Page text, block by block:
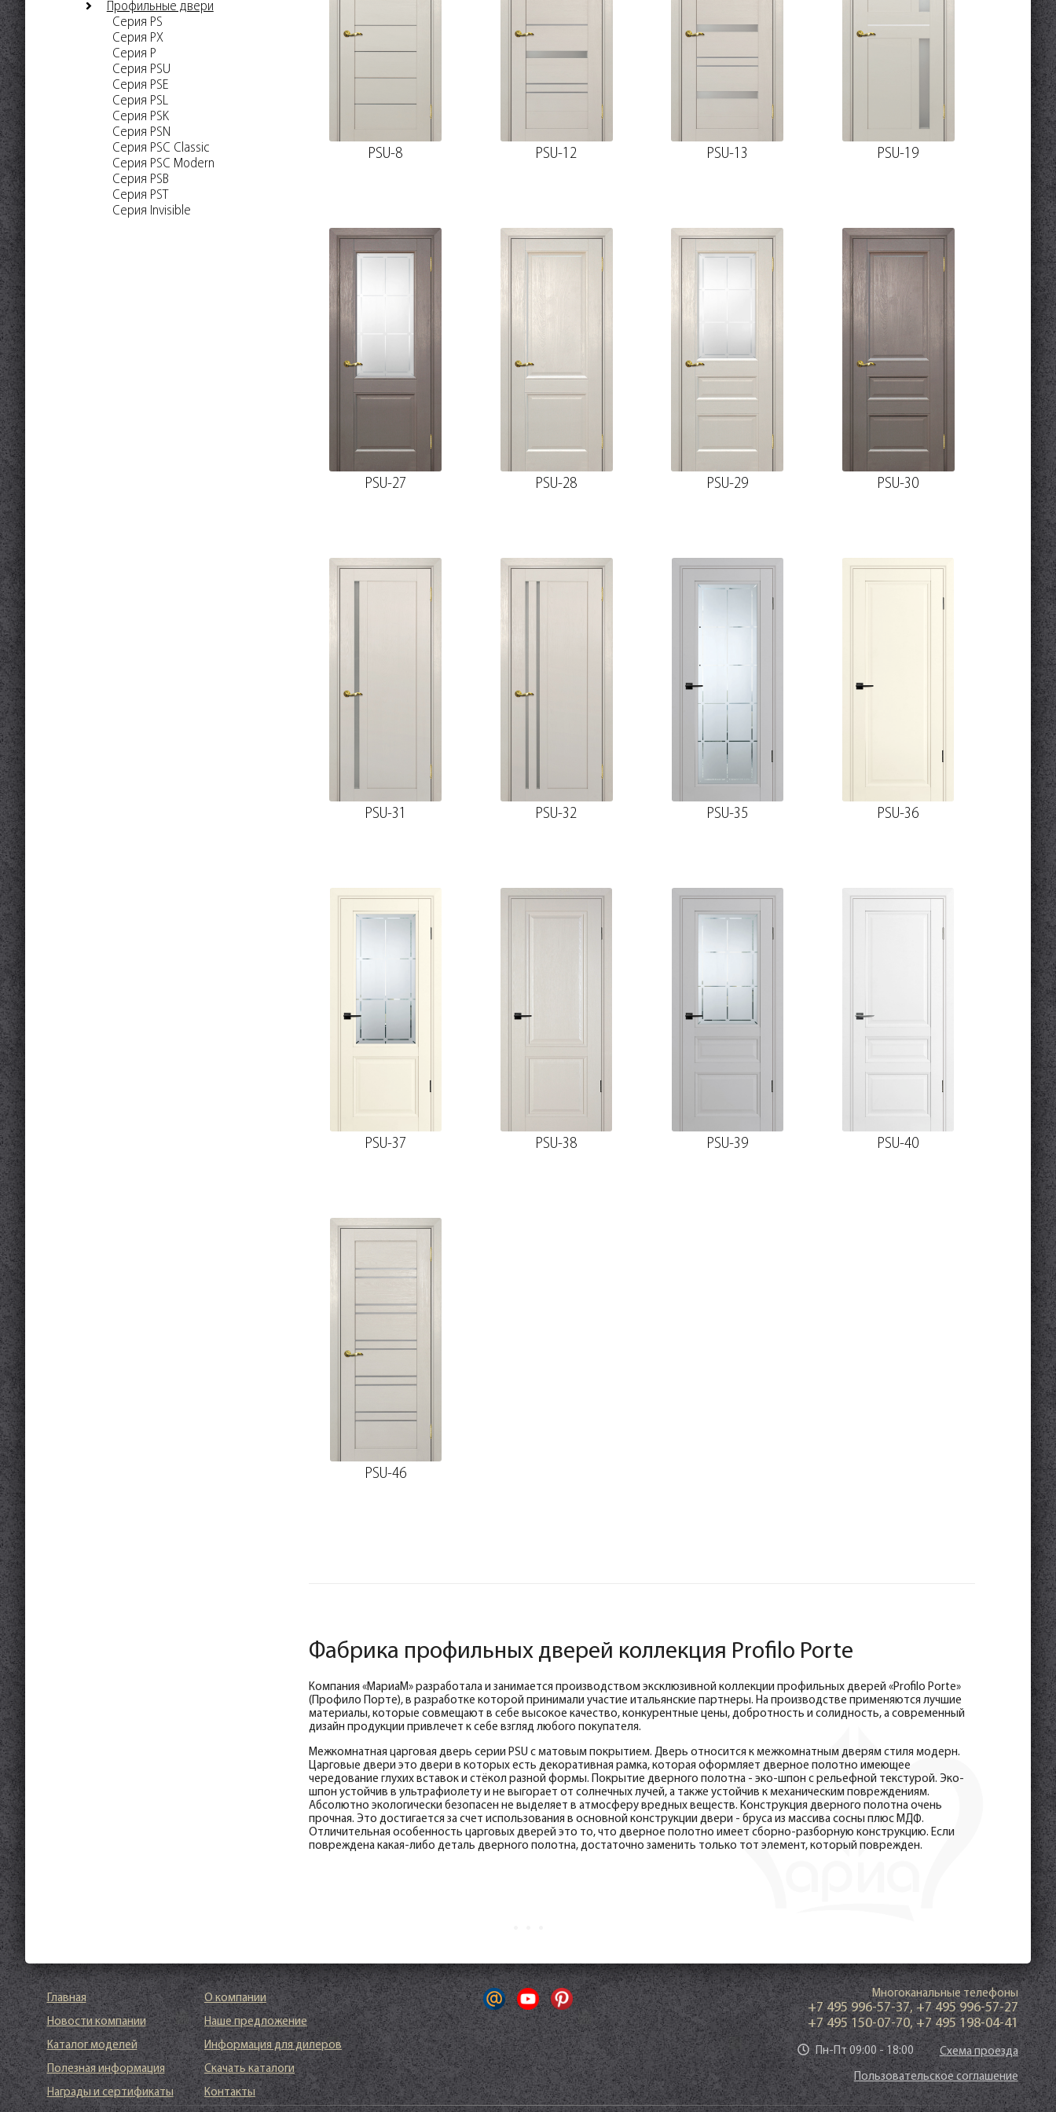
Профильные двери
Серия PS
Серия PX
Серия P
Серия PSU
Серия PSE
Серия PSL
Серия PSK
Серия PSN
Серия PSC Classic
Серия PSC Modern
Серия PSB
Серия PST
Серия Invisible
PSU-8 PSU-12 PSU-13 PSU-19
PSU-27 PSU-28 PSU-29 PSU-30
PSU-31 PSU-32 PSU-35 PSU-36
PSU-37 PSU-38 PSU-39 PSU-40
PSU-46
Фабрика профильных дверей коллекция Profilo Porte
Компания «МариаМ» разработала и занимается производством эксклюзивной коллекции профильных дверей «Profilo Porte»
(Профило Порте), в разработке которой принимали участие итальянские партнеры. На производстве применяются лучшие
материалы, которые совмещают в себе высокое качество, конкурентные цены, добротность и солидность, а современный
дизайн продукции привлечет к себе взгляд любого покупателя.
Межкомнатная царговая дверь серии PSU с матовым покрытием. Дверь относится к межкомнатным дверям стиля модерн.
Царговые двери это двери в которых есть декоративная рамка, которая оформляет дверное полотно имеющее
чередование глухих вставок и стёкол разной формы. Покрытие дверного полотна - эко-шпон с рельефной текстурой. Эко-
шпон устойчив в ультрафиолету и не выгорает от солнечных лучей, а также устойчив к механическим повреждениям.
Абсолютно экологически безопасен не выделяет в атмосферу вредных веществ. Конструкция дверного полотна очень
прочная. Это достигается за счет использования в основной конструкции двери - бруса из массива сосны плюс МДФ.
Отличительная особенность царговых дверей это то, что дверное полотно имеет сборно-разборную конструкцию. Если
повреждена какая-либо деталь дверного полотна, достаточно заменить только тот элемент, который поврежден.
Главная
О компании
Новости компании
Наше предложение
Каталог моделей
Информация для дилеров
Полезная информация
Скачать каталоги
Награды и сертификаты
Контакты
Многоканальные телефоны
+7 495 996-57-37,+7 495 996-57-27
+7 495 150-07-70,+7 495 198-04-41
Пн-Пт 09:00 - 18:00 Схема проезда
Пользовательское соглашение